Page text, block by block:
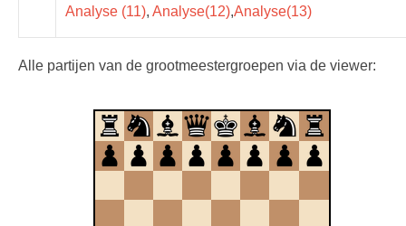
Analyse (11), Analyse(12),Analyse(13)
Alle partijen van de grootmeestergroepen via de viewer: